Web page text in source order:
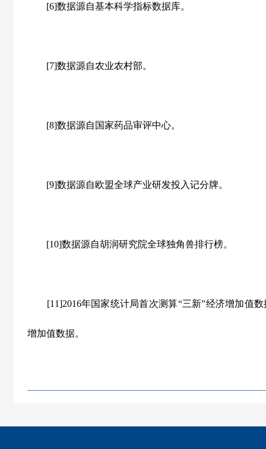
[6]数据源自基本科学指标数据库。
[7]数据源自农业农村部。
[8]数据源自国家药品审评中心。
[9]数据源自欧盟全球产业研发投入记分牌。
[10]数据源自胡润研究院全球独角兽排行榜。
[11]2016年国家统计局首次测算“三新”经济增加值数
增加值数据。